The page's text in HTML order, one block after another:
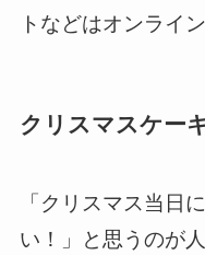
トなどはオンライ
クリスマスケー
「クリスマス当日
い！」と思うのが